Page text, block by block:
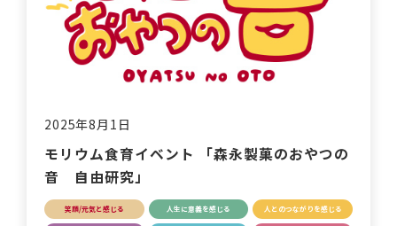
2025年8月1日
モリウム食育イベント 「森永製菓のおやつの
音 自由研究」
笑顔/元気と感じる 人生に意義を感じる 人とのつながりを感じる